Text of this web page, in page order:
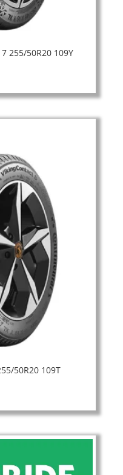
255/50R20 109Y
50R20 109T